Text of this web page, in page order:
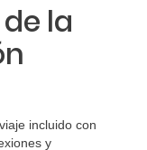
la
incluido con
y